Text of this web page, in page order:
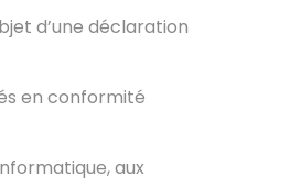
d’une déclaration
en conformité
aux